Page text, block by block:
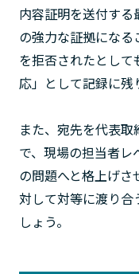
内容証明を送付す
の強力な証拠になる
を拒否されたとし
応」として記録に残
また、宛先を代表
で、現場の担当者レ
の問題へと格上げさ
対して対等に渡り
しょう。